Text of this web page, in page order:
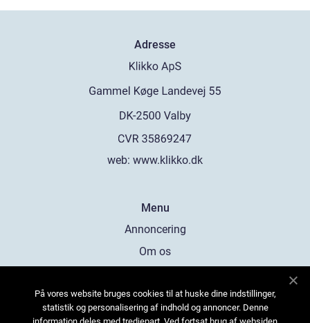
Adresse
web: www.klikko.dk
Menu
Annoncering
Om os
Kontakt os
Sitemap
På vores website bruges cookies til at huske dine indstillinger,
statistik og personalisering af indhold og annoncer. Denne